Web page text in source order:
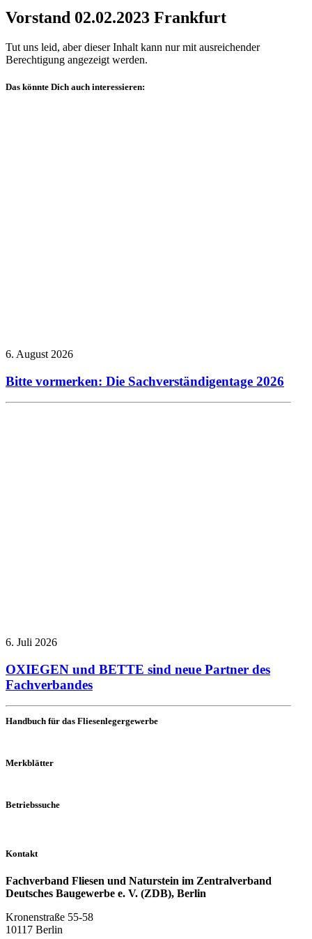
Vorstand 02.02.2023 Frankfurt
Tut uns leid, aber dieser Inhalt kann nur mit ausreichender
Berechtigung angezeigt werden.
Das könnte Dich auch interessieren:
6. August 2026
Bitte vormerken: Die Sachverständigentage 2026
6. Juli 2026
OXIEGEN und BETTE sind neue Partner des
Fachverbandes
Handbuch für das Fliesenlegergewerbe
Merkblätter
Betriebssuche
Kontakt
Fachverband Fliesen und Naturstein im Zentralverband
Deutsches Baugewerbe e. V. (ZDB), Berlin
Kronenstraße 55-58
10117 Berlin